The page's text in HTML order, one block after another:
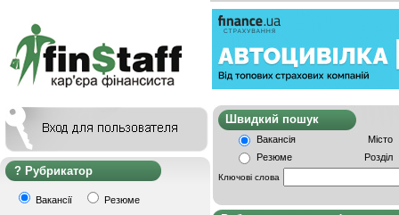
Рубрикатор
Вакансії Резюме
Швидкий
Вакансія
Місто
Резюме
Розділ
Ключові слова